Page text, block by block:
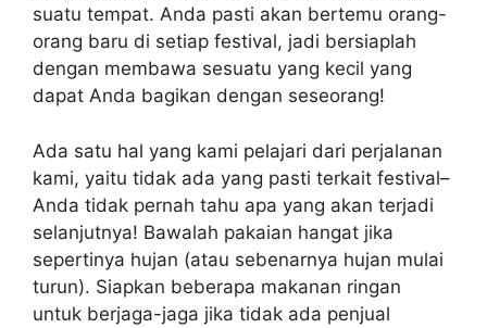
suatu tempat. Anda pasti akan bertemu orang-
orang baru di setiap festival, jadi bersiaplah
dengan membawa sesuatu yang kecil yang
dapat Anda bagikan dengan seseorang!
Ada satu hal yang kami pelajari dari perjalanan
kami, yaitu tidak ada yang pasti terkait festival–
Anda tidak pernah tahu apa yang akan terjadi
selanjutnya! Bawalah pakaian hangat jika
sepertinya hujan (atau sebenarnya hujan mulai
turun). Siapkan beberapa makanan ringan
untuk berjaga-jaga jika tidak ada penjual